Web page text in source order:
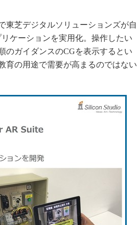
芝デジタルソリューションズが自
ケーションを実用化。操作したい
のガイダンスのCGを表示するとい
育の用途で需要が高まるのではない